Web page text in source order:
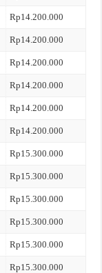
Rp14.200.000
Rp14.200.000
Rp14.200.000
Rp14.200.000
Rp14.200.000
Rp14.200.000
Rp15.300.000
Rp15.300.000
Rp15.300.000
Rp15.300.000
Rp15.300.000
Rp15.300.000